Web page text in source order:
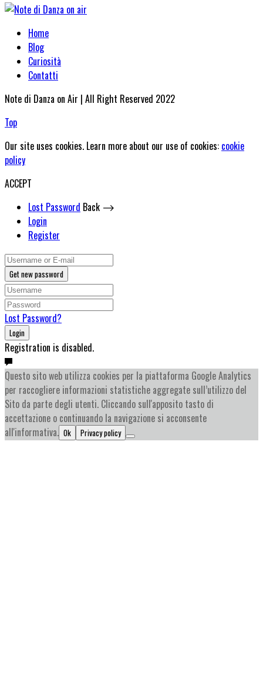
Home
Blog
Curiosità
Contatti
Note di Danza on Air | All Right Reserved 2022
Top
Our site uses cookies. Learn more about our use of cookies: cookie
policy
ACCEPT
Lost Password Back ⟶
Login
Register
Get new password
Lost Password?
Login
Registration is disabled.
Questo sito web utilizza cookies per la piattaforma Google Analytics
per raccogliere informazioni statistiche aggregate sull’utilizzo del
Sito da parte degli utenti. Cliccando sull'apposito tasto di
accettazione o continuando la navigazione si acconsente
all'informativa. Ok Privacy policy